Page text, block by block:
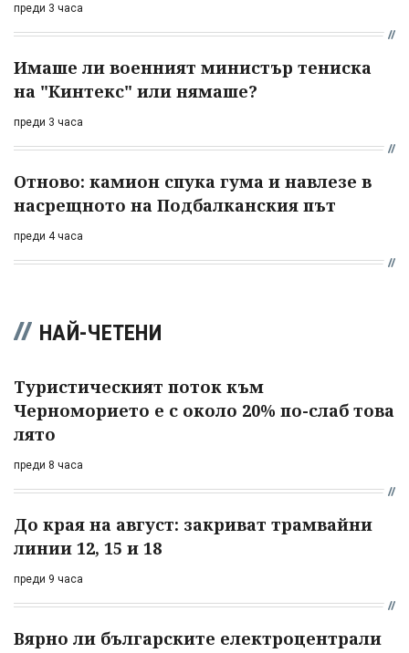
преди 3 часа
Имаше ли военният министър тениска
на "Кинтекс" или нямаше?
преди 3 часа
Отново: камион спука гума и навлезе в
насрещното на Подбалканския път
преди 4 часа
НАЙ-ЧЕТЕНИ
Туристическият поток към
Черноморието е с около 20% по-слаб това
лято
преди 8 часа
До края на август: закриват трамвайни
линии 12, 15 и 18
преди 9 часа
Вярно ли българските електроцентрали